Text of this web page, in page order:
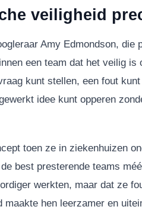
veiligheid
Amy Edmondson, die
een team dat het veilig is
kunt stellen, een fout
idee kunt opperen
toen ze in ziekenhuizen
best presterende teams
werkten, maar dat ze
maakte hen leerzamer en